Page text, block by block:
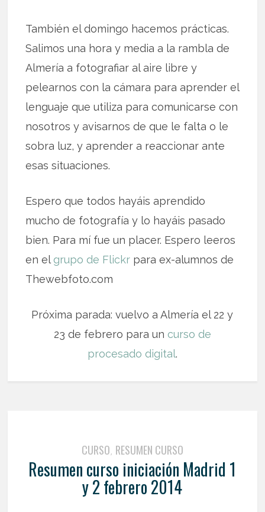
También el domingo hacemos prácticas.
Salimos una hora y media a la rambla de
Almería a fotografiar al aire libre y
pelearnos con la cámara para aprender el
lenguaje que utiliza para comunicarse con
nosotros y avisarnos de que le falta o le
sobra luz, y aprender a reaccionar ante
esas situaciones.
Espero que todos hayáis aprendido
mucho de fotografía y lo hayáis pasado
bien. Para mí fue un placer. Espero leeros
en el grupo de Flickr para ex-alumnos de
Thewebfoto.com
Próxima parada: vuelvo a Almería el 22 y
23 de febrero para un curso de
procesado digital.
CURSO, RESUMEN CURSO
Resumen curso iniciación Madrid 1
y 2 febrero 2014